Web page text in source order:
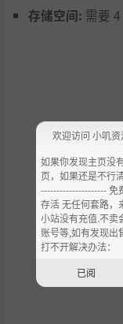
存储空间: 需要
欢迎访问 小叽
如果你发现主页没
页，如果还是不行
---------------------
存活 无任何套路
小站没有充值.不卖
账号等,如有发现出
打不开解决办法：
已阅